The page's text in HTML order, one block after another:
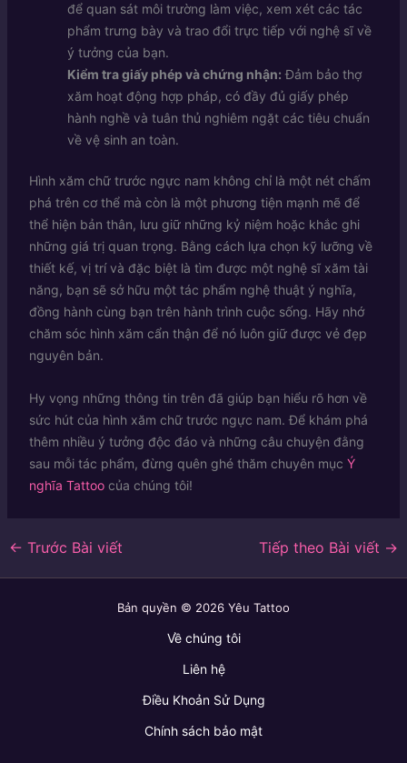
để quan sát môi trường làm việc, xem xét các tác
phẩm trưng bày và trao đổi trực tiếp với nghệ sĩ về
ý tưởng của bạn.
Kiểm tra giấy phép và chứng nhận: Đảm bảo thợ
xăm hoạt động hợp pháp, có đầy đủ giấy phép
hành nghề và tuân thủ nghiêm ngặt các tiêu chuẩn
về vệ sinh an toàn.
Hình xăm chữ trước ngực nam không chỉ là một nét chấm
phá trên cơ thể mà còn là một phương tiện mạnh mẽ để
thể hiện bản thân, lưu giữ những kỷ niệm hoặc khắc ghi
những giá trị quan trọng. Bằng cách lựa chọn kỹ lưỡng về
thiết kế, vị trí và đặc biệt là tìm được một nghệ sĩ xăm tài
năng, bạn sẽ sở hữu một tác phẩm nghệ thuật ý nghĩa,
đồng hành cùng bạn trên hành trình cuộc sống. Hãy nhớ
chăm sóc hình xăm cẩn thận để nó luôn giữ được vẻ đẹp
nguyên bản.
Hy vọng những thông tin trên đã giúp bạn hiểu rõ hơn về
sức hút của hình xăm chữ trước ngực nam. Để khám phá
thêm nhiều ý tưởng độc đáo và những câu chuyện đằng
sau mỗi tác phẩm, đừng quên ghé thăm chuyên mục Ý
nghĩa Tattoocủa chúng tôi!
← Trước Bài viết Tiếp theo Bài viết →
Bản quyền © 2026 Yêu Tattoo
Về chúng tôi
Liên hệ
Điều Khoản Sử Dụng
Chính sách bảo mật